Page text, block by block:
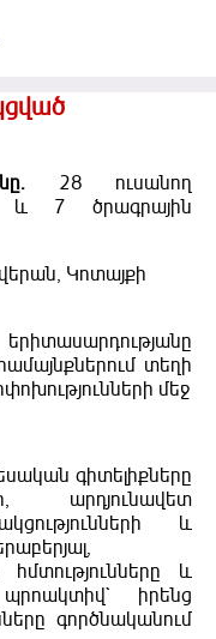
28 ուսանող
և 7 ծրագրային
Կոտայքի
տեղի
մեջ
գիտելիքները
արդյունավետ
և
և
իրենց
գործնականում